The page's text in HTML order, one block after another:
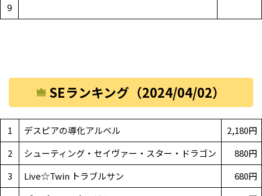
9
SEランキング（2024/04/02）
1 デスピアの導化アルベル
2,180円
2
シューティング・セイヴァー・スター・ドラゴン
880円
3
Live☆Twin トラブルサン
680円